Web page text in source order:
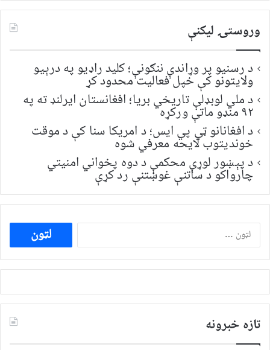
وروستۍ ليکنې
د رسنیو پر وړاندې ننګونې؛ کلید راډیو په درېیو
ولایتونو کې خپل فعالیت محدود کړ
د ملي لوبډلې تاریخي بریا؛ افغانستان ایرلنډ ته په
۹۲ منډو ماتې ورکړه
د افغانانو ټي پي ایس؛ د امریکا سنا کې د موقت
خونديتوب لایحه معرفي شوه
د پېښور لوړې محکمې د دوه پخواني امنیتي
چارواکو د ساتنې غوښتنې رد کړې
ددی
لپاره
لټون:
تازه خبرونه